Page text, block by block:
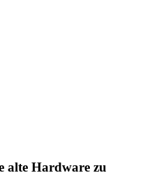
alte Hardware zu